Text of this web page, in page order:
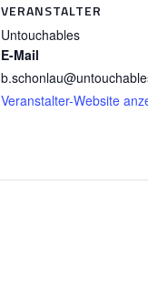
VERANSTALTER
Untouchables
E-Mail
Veranstalter-Website